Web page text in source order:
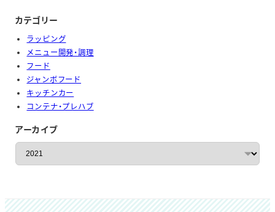
カテゴリー
ラッピング
メニュー開発・調理
フード
ジャンボフード
キッチンカー
コンテナ・プレハブ
アーカイブ
ー
ブ